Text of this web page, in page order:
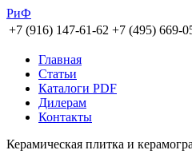
РиФ
+7 (916) 147-61-62 +7 (495) 669-
Главная
Статьи
Каталоги PDF
Дилерам
Контакты
Керамическая плитка и